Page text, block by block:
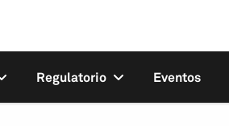
Regulatorio Eventos